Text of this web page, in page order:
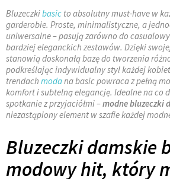
Bluzeczkibasic to absolutny must-have w
garderobie. Proste, minimalistyczne, a
uniwersalne – pasują zarówno do
bardziej eleganckich zestawów. Dzięki
stanowią doskonałą bazę do tworzenia
podkreślając indywidualny styl każdej
trendach modana basic powraca z pełną
komfort i subtelną elegancję. Idealne na co
spotkanie z przyjaciółmi –modne bluzeczki
niezastąpiony element w szafie każdej
Bluzeczki damskie
modowy hit, który